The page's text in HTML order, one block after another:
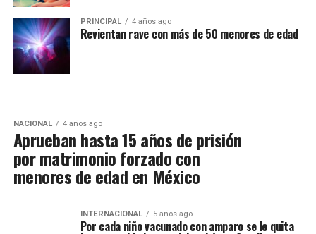
PRINCIPAL 4 años ago
Revientan rave con más de 50 menores de edad
NACIONAL 4 años ago
Aprueban hasta 15 años de prisión
por matrimonio forzado con
menores de edad en México
INTERNACIONAL 5 años ago
Por cada niño vacunado con amparo se le quita